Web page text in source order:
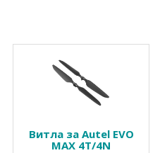
Витла за Autel EVO
MAX 4T/4N